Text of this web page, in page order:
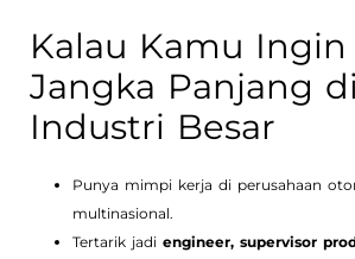
Kalau Kamu
Jangka Panjang di
Industri Besar
Punya mimpi kerja di perusahaan
multinasional.
Tertarik jadi engineer, supervisor